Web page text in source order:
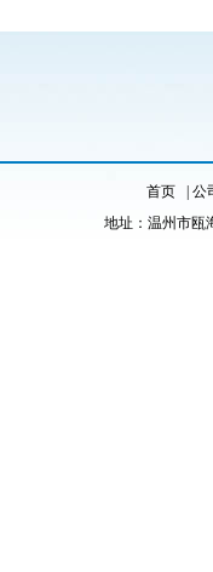
首页 |公
地址：温州市瓯